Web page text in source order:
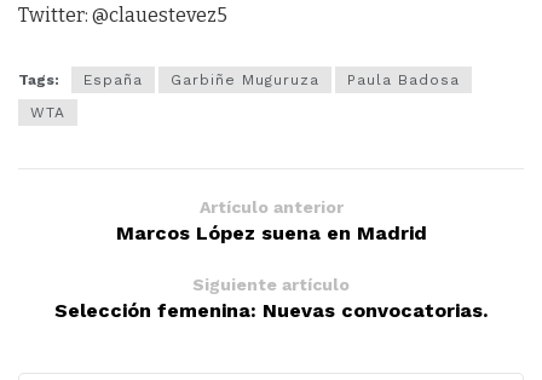
Twitter: @clauestevez5
Tags: España Garbiñe Muguruza
Paula Badosa
WTA
Artículo anterior
Marcos López suena en Madrid
Siguiente artículo
Selección femenina: Nuevas convocatorias.